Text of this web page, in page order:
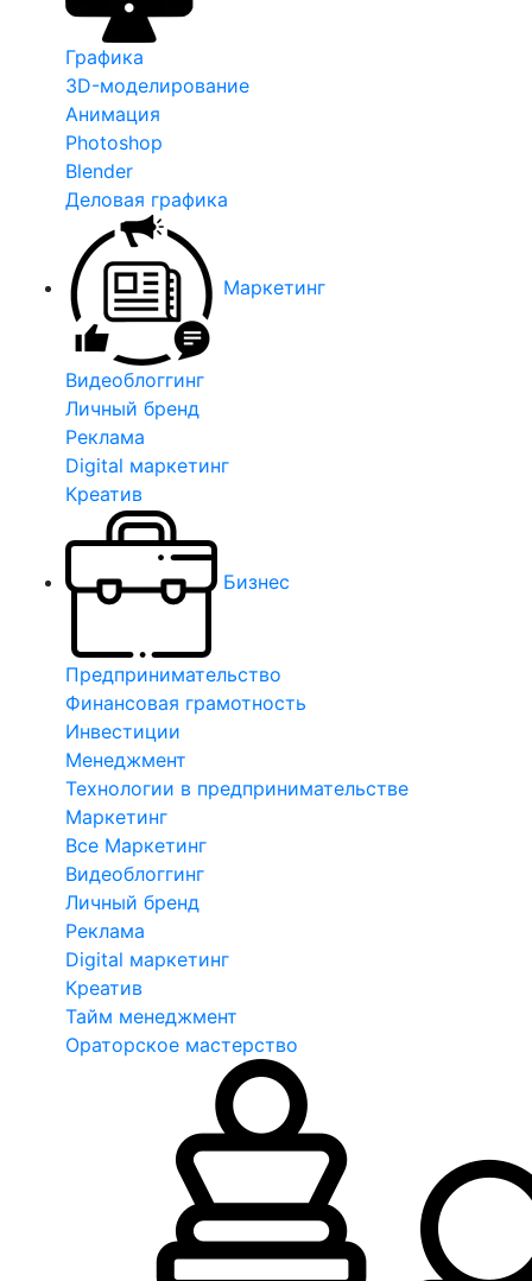
Графика
3D-моделирование
Анимация
Photoshop
Blender
Деловая графика
Маркетинг
Видеоблоггинг
Личный бренд
Реклама
Digital маркетинг
Креатив
Бизнес
Предпринимательство
Финансовая грамотность
Инвестиции
Менеджмент
Технологии в предпринимательстве
Маркетинг
Все Маркетинг
Видеоблоггинг
Личный бренд
Реклама
Digital маркетинг
Креатив
Тайм менеджмент
Ораторское мастерство